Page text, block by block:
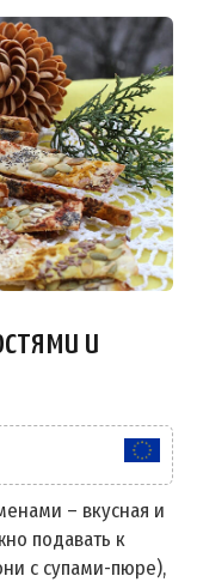
и
– вкусная и
подавать к
с супами-пюре),